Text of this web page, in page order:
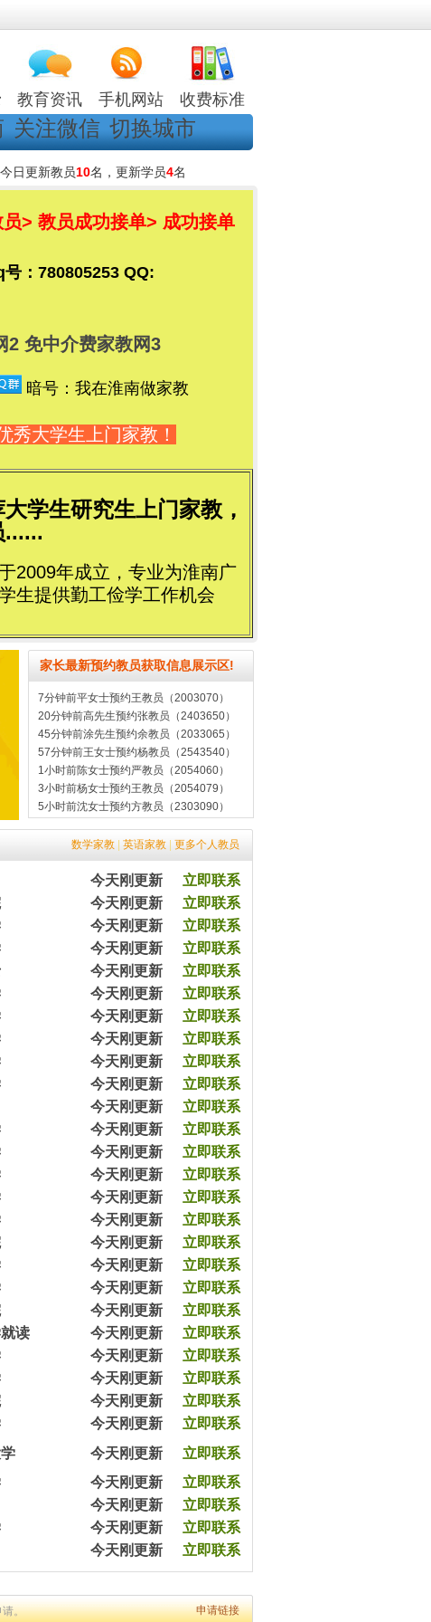
教育资讯 手机网站 收费标准
关注微信 切换城市
日更新教员10名，更新学员4名
> 教员成功接单> 成功接单
：780805253 QQ:
2 免中介费家教网3
暗号：我在淮南做家教
秀大学生上门家教！
学生研究生上门家教，
......
2009年成立，专业为淮南广
生提供勤工俭学工作机会
家长最新预约教员获取信息展示区!
7分钟前平女士预约王教员（2003070）
20分钟前高先生预约张教员（2403650）
45分钟前涂先生预约余教员（2033065）
57分钟前王女士预约杨教员（2543540）
1小时前陈女士预约严教员（2054060）
3小时前杨女士预约王教员（2054079）
5小时前沈女士预约方教员（2303090）
5小时前严先生预约李教员（2432320）
8小时前黄女士预约马教员（2365670）
12小时前黎先生预约余教员（2343050）
7分钟前平女士预约王教员（2003070）
20分钟前高先生预约张教员（2403650）
45分钟前涂先生预约余教员（2033065）
57分钟前王女士预约杨教员（2543540）
1小时前陈女士预约严教员（2054060）
3小时前杨女士预约王教员（2054079）
5小时前沈女士预约方教员（2303090）
5小时前严先生预约李教员（2432320）
8小时前黄女士预约马教员（2365670）
12小时前黎先生预约余教员（2343050）
7分钟前平女士预约王教员（2003070）
20分钟前高先生预约张教员（2403650）
45分钟前涂先生预约余教员（2033065）
57分钟前王女士预约杨教员（2543540）
1小时前陈女士预约严教员（2054060）
3小时前杨女士预约王教员（2054079）
5小时前沈女士预约方教员（2303090）
5小时前严先生预约李教员（2432320）
8小时前黄女士预约马教员（2365670）
12小时前黎先生预约余教员（2343050）
7分钟前平女士预约王教员（2003070）
20分钟前高先生预约张教员（2403650）
45分钟前涂先生预约余教员（2033065）
57分钟前王女士预约杨教员（2543540）
1小时前陈女士预约严教员（2054060）
3小时前杨女士预约王教员（2054079）
5小时前沈女士预约方教员（2303090）
5小时前严先生预约李教员（2432320）
8小时前黄女士预约马教员（2365670）
12小时前黎先生预约余教员（2343050）
7分钟前平女士预约王教员（2003070）
20分钟前高先生预约张教员（2403650）
45分钟前涂先生预约余教员（2033065）
57分钟前王女士预约杨教员（2543540）
1小时前陈女士预约严教员（2054060）
3小时前杨女士预约王教员（2054079）
5小时前沈女士预约方教员（2303090）
5小时前严先生预约李教员（2432320）
8小时前黄女士预约马教员（2365670）
12小时前黎先生预约余教员（2343050）
20分钟前高先生预约张教员（2403650）
数学家教 英语家教 更多个人教员
今天刚更新
立即联系
今天刚更新
立即联系
今天刚更新
立即联系
今天刚更新
立即联系
今天刚更新
立即联系
今天刚更新
立即联系
今天刚更新
立即联系
今天刚更新
立即联系
今天刚更新
立即联系
今天刚更新
立即联系
今天刚更新
立即联系
今天刚更新
立即联系
今天刚更新
立即联系
今天刚更新
立即联系
今天刚更新
立即联系
今天刚更新
立即联系
今天刚更新
立即联系
今天刚更新
立即联系
今天刚更新
立即联系
今天刚更新
立即联系
读 今天刚更新
立即联系
今天刚更新
立即联系
今天刚更新
立即联系
今天刚更新
立即联系
今天刚更新
立即联系
今天刚更新
立即联系
今天刚更新
立即联系
今天刚更新
立即联系
今天刚更新
立即联系
今天刚更新 立即联系
申请链接
请。